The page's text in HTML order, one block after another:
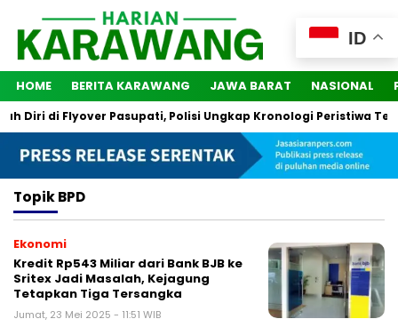
HOME BERITA KARAWANG JAWA BARAT NASIONAL
Diri di Flyover Pasupati, Polisi Ungkap Kronologi Peristiwa
TopikBPD
Ekonomi
Kredit Rp543 Miliar dari Bank BJB ke
Sritex Jadi Masalah, Kejagung
Tetapkan Tiga Tersangka
Jumat, 23 Mei 2025 - 11:51 WIB
ID